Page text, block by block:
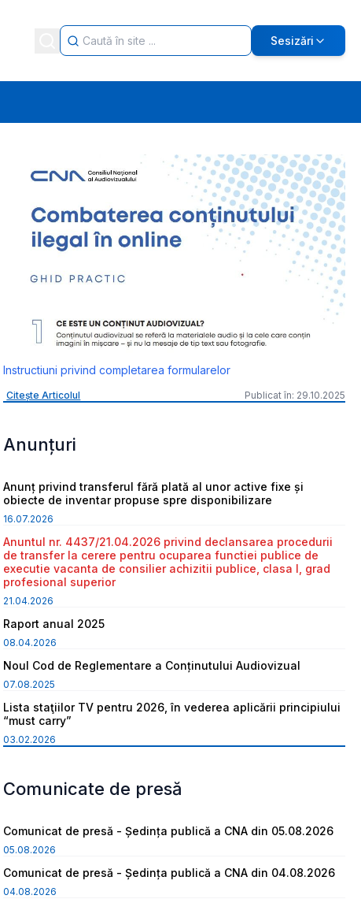
Sesizări
Instructiuni privind completarea formularelor
Citește Articolul Publicat în: 29.10.2025
Anunțuri
Anunț privind transferul fără plată al unor active fixe și
obiecte de inventar propuse spre disponibilizare
16.07.2026
Anuntul nr. 4437/21.04.2026 privind declansarea procedurii
de transfer la cerere pentru ocuparea functiei publice de
executie vacanta de consilier achizitii publice, clasa I, grad
profesional superior
21.04.2026
Raport anual 2025
08.04.2026
Noul Cod de Reglementare a Conținutului Audiovizual
07.08.2025
Lista staţiilor TV pentru 2026, în vederea aplicării principiului
“must carry”
03.02.2026
Comunicate de presă
Comunicat de presă - Ședința publică a CNA din 05.08.2026
05.08.2026
Comunicat de presă - Ședința publică a CNA din 04.08.2026
04.08.2026